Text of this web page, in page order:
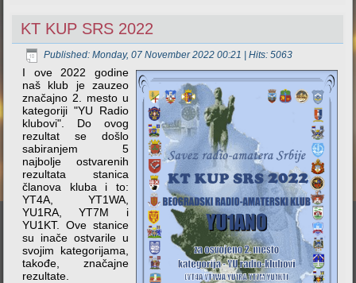
KT KUP SRS 2022
Published: Monday, 07 November 2022 00:21 | Hits: 5063
I ove 2022 godine
naš klub je zauzeo
značajno 2. mesto u
kategoriji "YU Radio
klubovi". Do ovog
rezultat se došlo
sabiranjem 5
najbolje ostvarenih
rezultata stanica
članova kluba i to:
YT4A, YT1WA,
YU1RA, YT7M i
YU1KT. Ove stanice
su inače ostvarile u
svojim kategorijama,
takođe, značajne
rezultate.